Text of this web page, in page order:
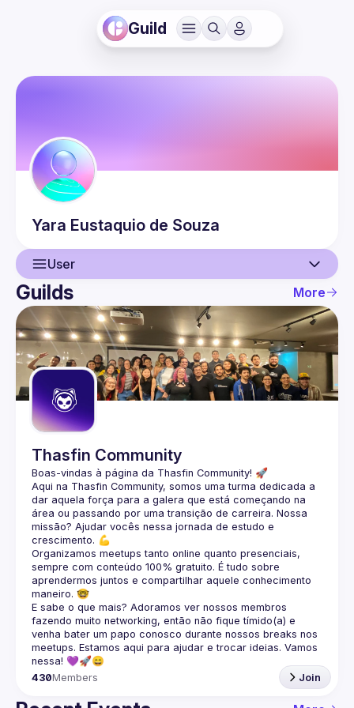
Guild
Yara Eustaquio de Souza
User
User
Events
Guilds
Guilds More
Thasfin Community
Boas-vindas à página da Thasfin Community! 🚀
Aqui na Thasfin Community, somos uma turma dedicada a
dar aquela força para a galera que está começando na
área ou passando por uma transição de carreira. Nossa
missão? Ajudar vocês nessa jornada de estudo e
crescimento. 💪
Organizamos meetups tanto online quanto presenciais,
sempre com conteúdo 100% gratuito. É tudo sobre
aprendermos juntos e compartilhar aquele conhecimento
maneiro. 🤓
E sabe o que mais? Adoramos ver nossos membros
fazendo muito networking, então não fique tímido(a) e
venha bater um papo conosco durante nossos breaks nos
meetups. Estamos aqui para ajudar e trocar ideias. Vamos
nessa! 💜🚀😄
430Members Join